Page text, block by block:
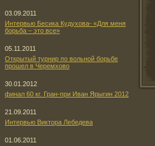
03.09.2011
Интервью Бесика Кудухова- «Для меня
борьба – это все»
05.11.2011
Открытый турнир по вольной борьбе
прошел в Черемхово
30.01.2012
финал 60 кг. Гран-при Иван Ярыгин 2012
21.09.2011
Интервью Виктора Лебедева
01.06.2011